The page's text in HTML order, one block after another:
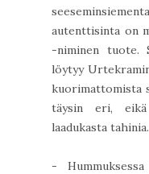
autenttisinta on
-niminen tuote.
löytyy
kuorimattomista
täysin eri, eikä
laadukasta tahinia.
-